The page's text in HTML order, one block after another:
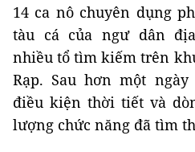
14 ca nô chuyên dụng
tàu cá của ngư dân
nhiều tổ tìm kiếm trên
Rạp. Sau hơn một
điều kiện thời tiết và
lượng chức năng đã tìm